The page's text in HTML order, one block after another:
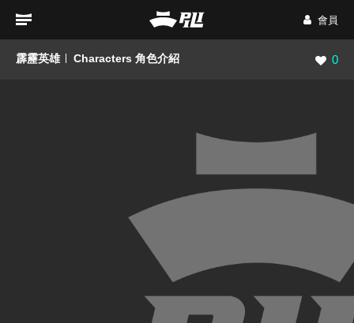
會員
霹靂英雄 Characters 角色介紹 瀏覽
0